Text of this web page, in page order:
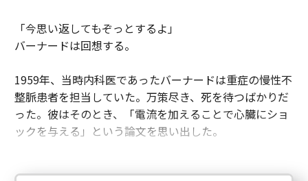
「今思い返してもぞっとするよ」
バーナードは回想する。
1959年、当時内科医であったバーナードは重症の慢性不
整脈患者を担当していた。万策尽き、死を待つばかりだ
った。彼はそのとき、「電流を加えることで心臓にショ
ックを与える」という論文を思い出した。